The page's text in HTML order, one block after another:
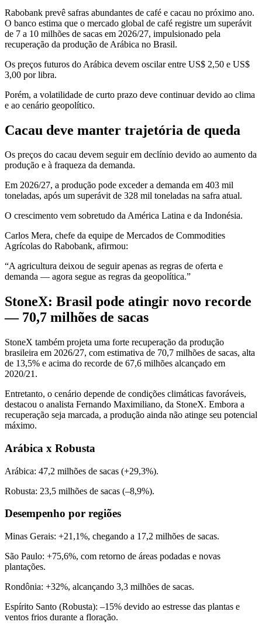
Rabobank prevê safras abundantes de café e cacau no próximo ano.
O banco estima que o mercado global de café registre um superávit
de 7 a 10 milhões de sacas em 2026/27, impulsionado pela
recuperação da produção de Arábica no Brasil.
Os preços futuros do Arábica devem oscilar entre US$ 2,50 e US$
3,00 por libra.
Porém, a volatilidade de curto prazo deve continuar devido ao clima
e ao cenário geopolítico.
Cacau deve manter trajetória de queda
Os preços do cacau devem seguir em declínio devido ao aumento da
produção e à fraqueza da demanda.
Em 2026/27, a produção pode exceder a demanda em 403 mil
toneladas, após um superávit de 328 mil toneladas na safra atual.
O crescimento vem sobretudo da América Latina e da Indonésia.
Carlos Mera, chefe da equipe de Mercados de Commodities
Agrícolas do Rabobank, afirmou:
“A agricultura deixou de seguir apenas as regras de oferta e
demanda — agora segue as regras da geopolítica.”
StoneX: Brasil pode atingir novo recorde
— 70,7 milhões de sacas
StoneX também projeta uma forte recuperação da produção
brasileira em 2026/27, com estimativa de 70,7 milhões de sacas, alta
de 13,5% e acima do recorde de 67,6 milhões alcançado em
2020/21.
Entretanto, o cenário depende de condições climáticas favoráveis,
destacou o analista Fernando Maximiliano, da StoneX. Embora a
recuperação seja marcada, a produção ainda não atinge seu potencial
máximo.
Arábica x Robusta
Arábica: 47,2 milhões de sacas (+29,3%).
Robusta: 23,5 milhões de sacas (–8,9%).
Desempenho por regiões
Minas Gerais: +21,1%, chegando a 17,2 milhões de sacas.
São Paulo: +75,6%, com retorno de áreas podadas e novas
plantações.
Rondônia: +32%, alcançando 3,3 milhões de sacas.
Espírito Santo (Robusta): –15% devido ao estresse das plantas e
ventos frios durante a floração.